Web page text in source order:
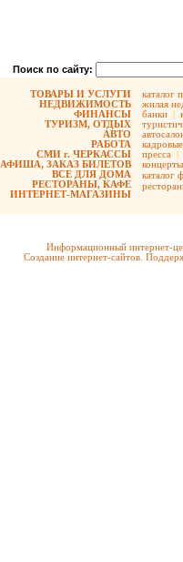
Поиск по сайту:
ТОВАРЫ И УСЛУГИ
НЕДВИЖИМОСТЬ
ФИНАНСЫ
ТУРИЗМ, ОТДЫХ
АВТО
РАБОТА
СМИ г. ЧЕРКАССЫ
АФИША, ЗАКАЗ БИЛЕТОВ
ВСЕ ДЛЯ ДОМА
РЕСТОРАНЫ, КАФЕ
ИНТЕРНЕТ-МАГАЗИНЫ
каталог
жилая
банки |
пресса |
концерты
каталог
Информационный интернет-
Создание интернет-сайтов.